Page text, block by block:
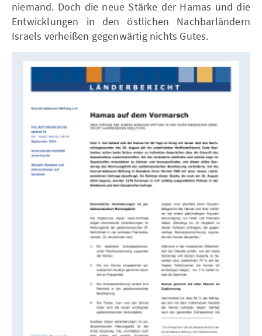
niemand. Doch die neue Stärke der Hamas und die
Entwicklungen in den östlichen Nachbarländern
Israels verheißen gegenwärtig nichts Gutes.